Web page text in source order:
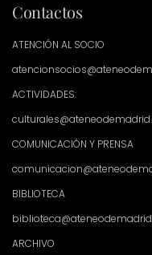
Contactos
ATENCIÓN AL SOCIO
ACTIVIDADES:
COMUNICACIÓN Y PRENSA
BIBLIOTECA
ARCHIVO